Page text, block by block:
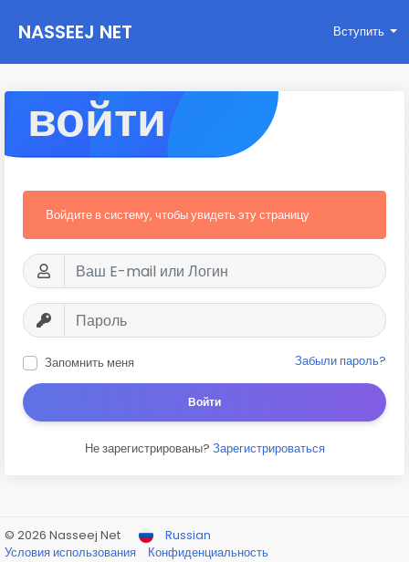
NASSEEJ NET Вступить
войти
Войдите в систему, чтобы увидеть эту страницу
Запомнить меня Забыли пароль?
Войти
Не зарегистрированы? Зарегистрироваться
© 2026 Nasseej Net
Russian
Условия использования
Конфиденциальность